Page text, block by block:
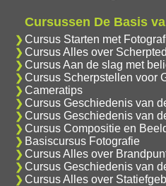
Cursussen De Basis
Cursus Starten met
Cursus Alles over
Cursus Aan de slag met
Cursus Scherpstellen voor
Cameratips
Cursus Geschiedenis van
Cursus Geschiedenis van
Cursus Compositie en
Basiscursus Fotografie
Cursus Alles over
Cursus Geschiedenis van
Cursus Alles over